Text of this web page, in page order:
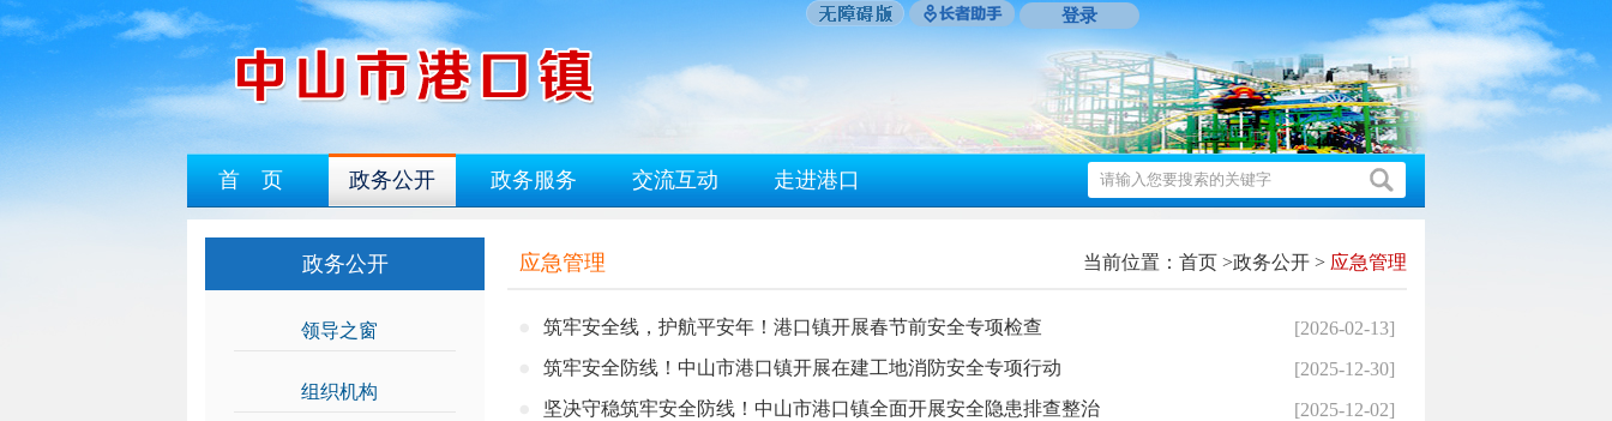
登录
首 页 政务公开 政务服务 交流互动 走进港口
政务公开
领导之窗
组织机构
应急管理 当前位置： 首页 >政务公开 > 应急管理
筑牢安全线，护航平安年！港口镇开展春节前安全专项检查
[2026-02-13]
筑牢安全防线！中山市港口镇开展在建工地消防安全专项行动
[2025-12-30]
坚决守稳筑牢安全防线！中山市港口镇全面开展安全隐患排查整治
[2025-12-02]